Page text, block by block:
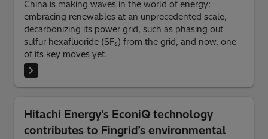
China is making waves in the world of energy:
embracing renewables at an unprecedented scale,
decarbonizing its power grid, such as phasing out
sulfur hexafluoride (SF₆) from the grid, and now, one
of its key moves yet.
Hitachi Energy's EconiQ technology
contributes to Fingrid’s environmental